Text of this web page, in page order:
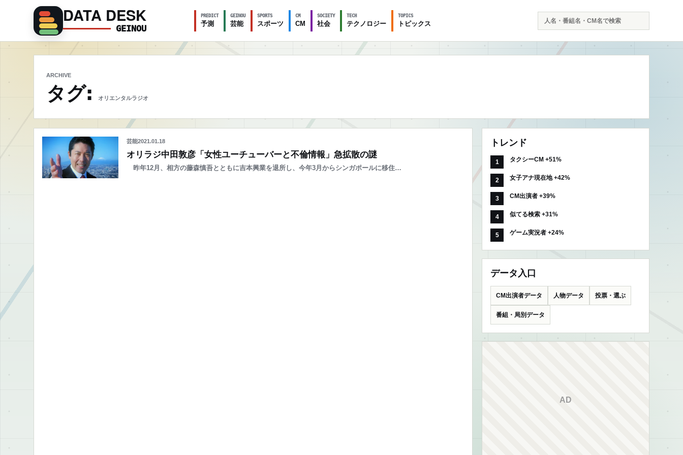
DATA DESK
GEINOU
PREDICT
予測
GEINOU
芸能
SPORTS
スポーツ
CM
CM
SOCIETY
社会
TECH
テクノロジー
TOPICS
トピックス
索
ARCHIVE
タグ: オリエンタルラジオ
芸能2021.01.18
オリラジ中田敦彦「女性ユーチューバーと不倫情報」急拡散の謎
昨年12月、相方の藤森慎吾とともに吉本興業を退所し、今年3月からシンガポールに移住…
トレンド
タクシーCM +51%
女子アナ現在地 +42%
CM出演者 +39%
似てる検索 +31%
ゲーム実況者 +24%
データ入口
CM出演者データ 人物データ 投票・選ぶ
番組・局別データ
AD